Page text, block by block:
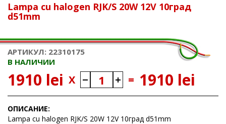
Lampa cu halogen RJK/S 20W 12V 10град
d51mm
АРТИКУЛ: 22310175
В НАЛИЧИИ
1910 lei X = 1910 lei
ОПИСАНИЕ:
Lampa cu halogen RJK/S 20W 12V 10град d51mm